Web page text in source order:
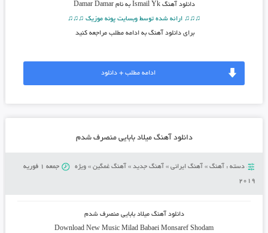
دانلود آهنگ Ismail Yk به نام Damar Damar
♫♫♫ ارائه شده توسط وبسایت پونه موزیک ♫♫♫
برای دانلود آهنگ به ادامه مطلب مراجعه کنید
ادامه مطلب + دانلود
دانلود آهنگ میلاد بابایی منصرف شدم
دسته : آهنگ» آهنگ ایرانی» آهنگ جدید» آهنگ غمگین» ویژه
جمعه 1 فوریه
2019
دانلود آهنگمیلاد بابایی منصرف شدم
Download New Music Milad Babaei Monsaref Shodam